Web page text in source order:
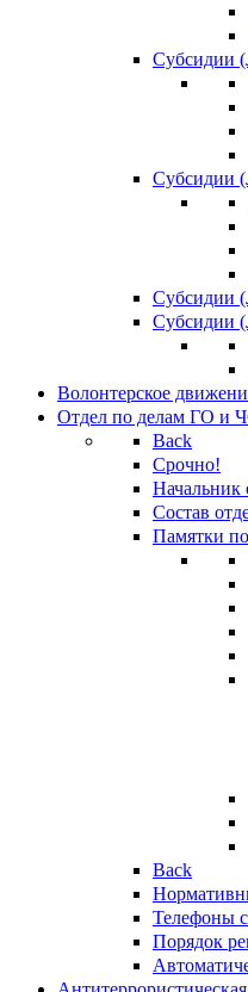
Субсидии
Субсидии
Субсидии
Субсидии
Волонтерское
Отдел по делам ГО и
Back
Срочно!
Начальник
Состав
Памятки
Back
Телефоны
Порядок